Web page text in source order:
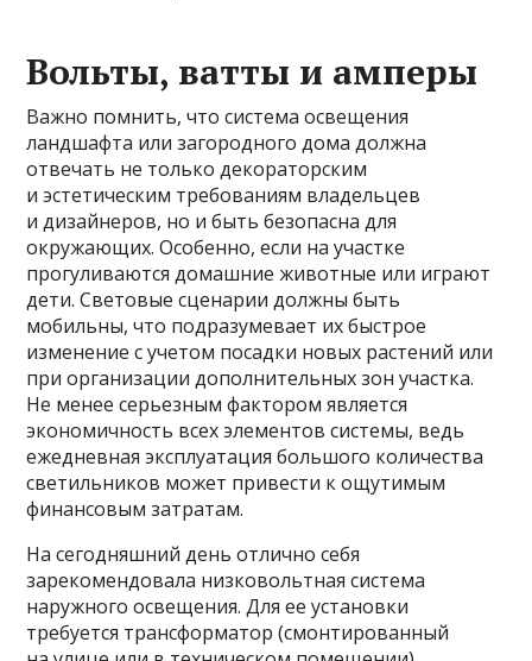
Вольты, ватты и амперы
Важно помнить, что система освещения
ландшафта или загородного дома должна
отвечать не только декораторским
и эстетическим требованиям владельцев
и дизайнеров, но и быть безопасна для
окружающих. Особенно, если на участке
прогуливаются домашние животные или играют
дети. Световые сценарии должны быть
мобильны, что подразумевает их быстрое
изменение с учетом посадки новых растений или
при организации дополнительных зон участка.
Не менее серьезным фактором является
экономичность всех элементов системы, ведь
ежедневная эксплуатация большого количества
светильников может привести к ощутимым
финансовым затратам.
На сегодняшний день отлично себя
зарекомендовала низковольтная система
наружного освещения. Для ее установки
требуется трансформатор (смонтированный